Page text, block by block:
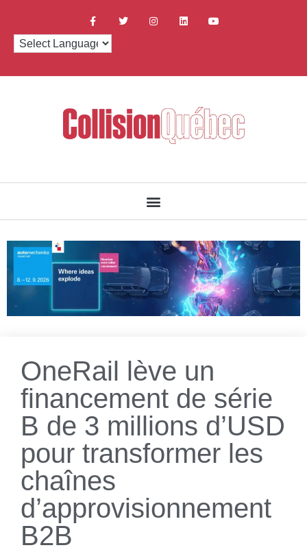
OneRail lève un
financement de série
B de 3 millions d’USD
pour transformer les
chaînes
d’approvisionnement
B2B